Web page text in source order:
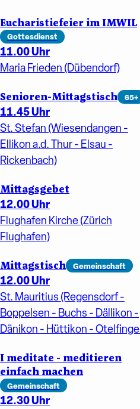
Eucharistiefeier im IMWIL
Gottesdienst
11.00 Uhr
Maria Frieden (Dübendorf)
Senioren-Mittagstisch 65+
11.45 Uhr
St. Stefan (Wiesendangen -
Ellikon a.d. Thur - Elsau -
Rickenbach)
Mittagsgebet
12.00 Uhr
Flughafen Kirche (Zürich
Flughafen)
Mittagstisch Gemeinschaft
12.00 Uhr
St. Mauritius (Regensdorf -
Boppelsen - Buchs - Dällikon -
Dänikon - Hüttikon -
I meditate - meditieren
einfach machen
Gemeinschaft
12.30 Uhr